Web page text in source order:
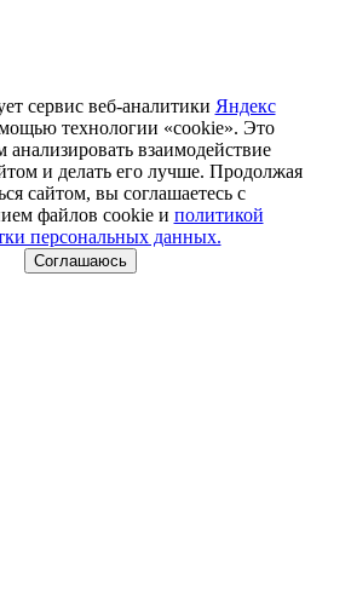
сервис веб-аналитики Яндекс
технологии «cookie». Это
анализировать взаимодействие
и делать его лучше. Продолжая
сайтом, вы соглашаетесь с
файлов cookie и политикой
персональных данных.
Соглашаюсь